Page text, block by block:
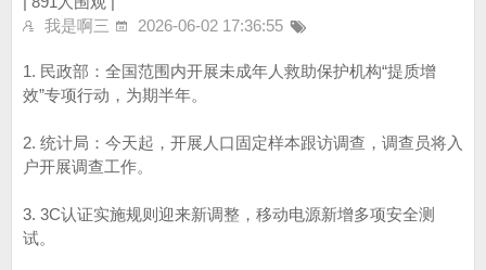
我是啊三
2026-06-02 17:36:55
1. 民政部：全国范围内开展未成年人救助保护机构“提质增
效”专项行动，为期半年。
2. 统计局：今天起，开展人口固定样本跟访调查，调查员将入
户开展调查工作。
3. 3C认证实施规则迎来新调整，移动电源新增多项安全测
试。